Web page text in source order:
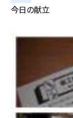
今日の献立